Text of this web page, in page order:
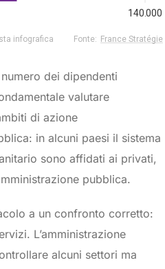
dei dipendenti
valutare
di azione
in alcuni paesi il sistema
sono affidati ai privati,
pubblica.
a un confronto corretto:
L’amministrazione
alcuni settori ma